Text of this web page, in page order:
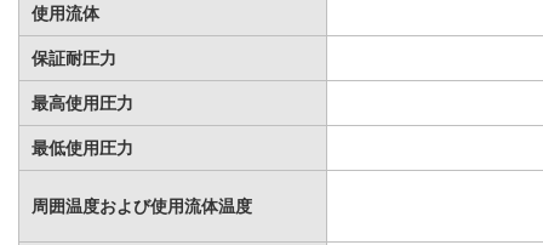
使用流体
保証耐圧力
最高使用圧力
最低使用圧力
周囲温度および使用流体温度